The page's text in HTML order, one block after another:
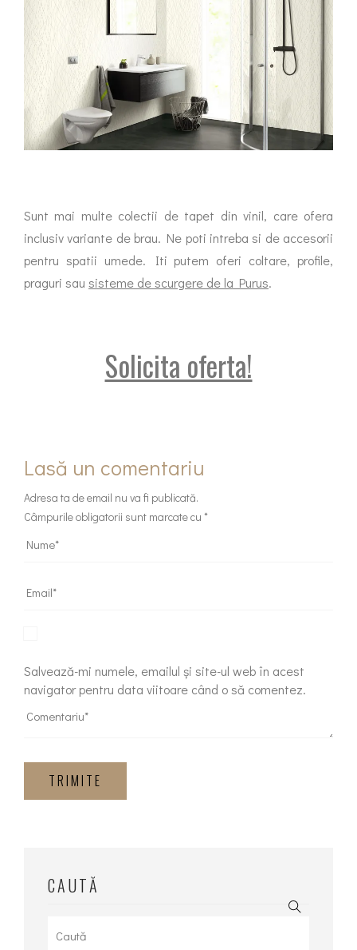
Sunt mai multe colectii de tapet din vinil, care ofera
inclusiv variante de brau. Ne poti intreba si de accesorii
pentru spatii umede. Iti putem oferi coltare, profile,
praguri sau sisteme de scurgere de la Purus.
Solicita oferta!
Lasă un comentariu
Adresa ta de email nu va fi publicată.
Câmpurile obligatorii sunt marcate cu *
Salvează-mi numele, emailul și site-ul web în acest
navigator pentru data viitoare când o să comentez.
TRIMITE
CAUTĂ